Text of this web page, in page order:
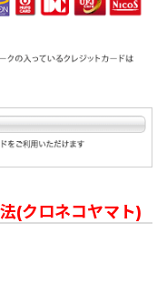
(クロネコヤマト)